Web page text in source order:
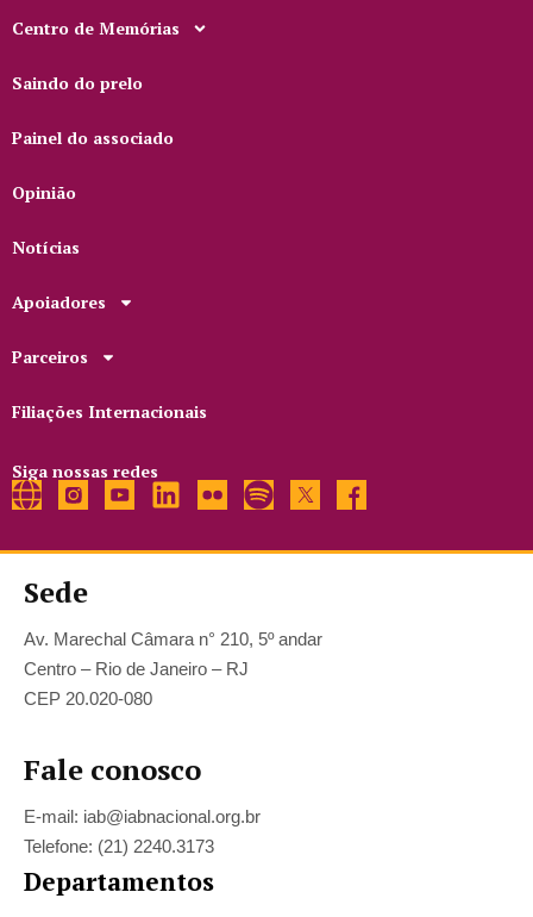
Centro de Memórias
Saindo do prelo
Painel do associado
Opinião
Notícias
Apoiadores
Parceiros
Filiações Internacionais
Siga nossas redes
Sede
Av. Marechal Câmara n° 210, 5º andar
Centro – Rio de Janeiro – RJ
CEP 20.020-080
Fale conosco
E-mail: iab@iabnacional.org.br
Telefone: (21) 2240.3173
Departamentos